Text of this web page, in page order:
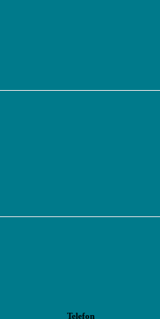
Telefon